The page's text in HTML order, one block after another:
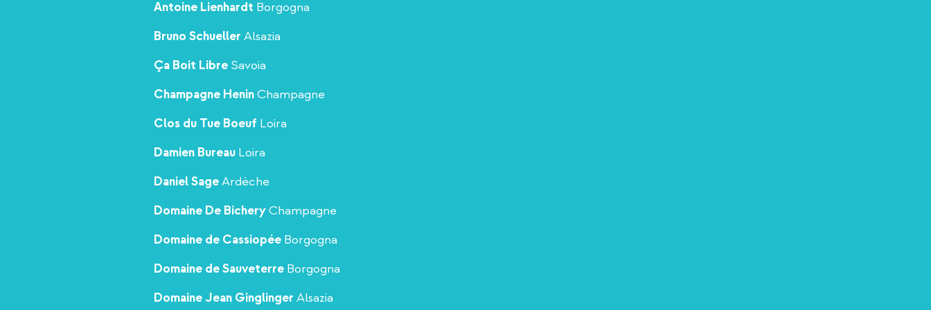
Antoine Lienhardt Borgogna
Bruno Schueller Alsazia
Ça Boit Libre Savoia
Champagne HeninChampagne
Clos du Tue Boeuf Loira
Damien Bureau Loira
Daniel SageArdèche
Domaine De BicheryChampagne
Domaine de Cassiopée Borgogna
Domaine de Sauveterre Borgogna
Domaine Jean Ginglinger Alsazia